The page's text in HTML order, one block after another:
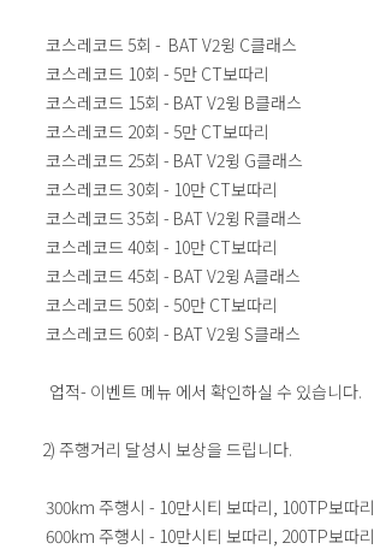
코스레코드 5회 - BAT V2윙 C클래스
코스레코드 10회 - 5만 CT보따리
코스레코드 15회 - BAT V2윙 B클래스
코스레코드 20회 - 5만 CT보따리
코스레코드 25회 - BAT V2윙 G클래스
코스레코드 30회 - 10만 CT보따리
코스레코드 35회 - BAT V2윙 R클래스
코스레코드 40회 - 10만 CT보따리
코스레코드 45회 - BAT V2윙 A클래스
코스레코드 50회 - 50만 CT보따리
코스레코드 60회 - BAT V2윙 S클래스
업적- 이벤트 메뉴 에서 확인하실 수 있습니다.
2) 주행거리 달성시 보상을 드립니다.
300km 주행시 - 10만시티 보따리, 100TP보따리
600km 주행시 - 10만시티 보따리, 200TP보따리